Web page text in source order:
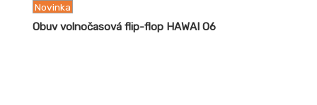
Novinka
Obuv volnočasová flip-flop HAWAI O6